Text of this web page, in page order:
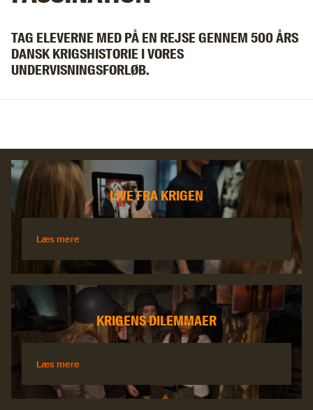
TAG ELEVERNE MED PÅ EN REJSE GENNEM 500 ÅRS
DANSK KRIGSHISTORIE I VORES
UNDERVISNINGSFORLØB.
LIVE FRA KRIGEN
Læs mere
KRIGENS DILEMMAER
Læs mere